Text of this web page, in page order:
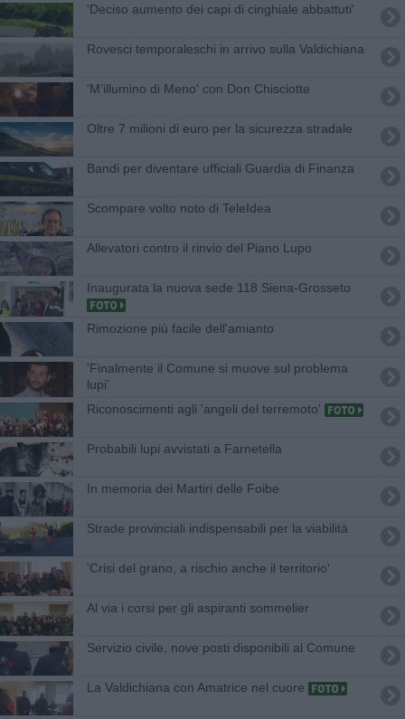
'Deciso aumento dei capi di cinghiale abbattuti'
Rovesci temporaleschi in arrivo sulla Valdichiana
'M’illumino di Meno' con Don Chisciotte
Oltre 7 milioni di euro per la sicurezza stradale
Bandi per diventare ufficiali Guardia di Finanza
Scompare volto noto di TeleIdea
Allevatori contro il rinvio del Piano Lupo
Inaugurata la nuova sede 118 Siena-Grosseto
Rimozione più facile dell'amianto
'Finalmente il Comune si muove sul problema
lupi'
Riconoscimenti agli 'angeli del terremoto'
Probabili lupi avvistati a Farnetella
In memoria dei Martiri delle Foibe
Strade provinciali indispensabili per la viabilità
'Crisi del grano, a rischio anche il territorio'
Al via i corsi per gli aspiranti sommelier
Servizio civile, nove posti disponibili al Comune
La Valdichiana con Amatrice nel cuore